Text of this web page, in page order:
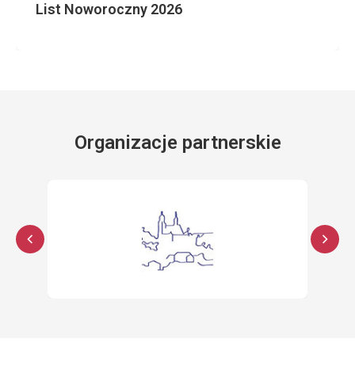
List Noworoczny 2026
Organizacje partnerskie